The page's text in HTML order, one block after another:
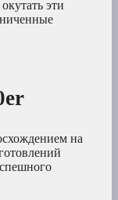
эти
на